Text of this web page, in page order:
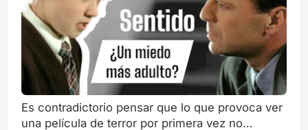
Es contradictorio pensar que lo que provoca ver
una película de terror por primera vez no